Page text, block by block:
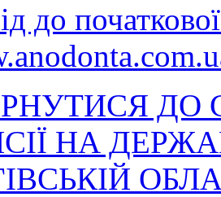
до
ДО
НА